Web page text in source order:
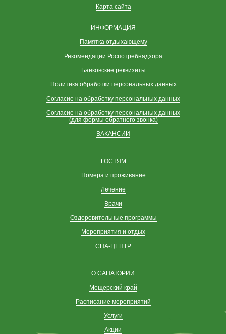
Карта сайта
ИНФОРМАЦИЯ
Памятка отдыхающему
Рекомендации Роспотребнадзора
Банковские реквизиты
Политика обработки персональных данных
Согласие на обработку персональных данных
Согласие на обработку персональных данных
(для формы обратного звонка)
ВАКАНСИИ
ГОСТЯМ
Номера и проживание
Лечение
Врачи
Оздоровительные программы
Мероприятия и отдых
СПА-ЦЕНТР
О САНАТОРИИ
Мещёрский край
Расписание мероприятий
Услуги
Акции